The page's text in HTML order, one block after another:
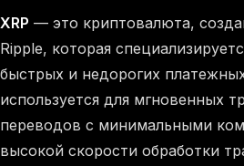
XRP — это криптовалюта,
Ripple, которая
быстрых и недорогих
используется для мгновенных
переводов с минимальными
высокой скорости обработки